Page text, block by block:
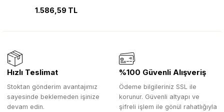
1.586,59 TL
Hızlı Teslimat
Stoktan gönderim avantajımız
sayesinde beklemeden işinize
devam edin.
%100 Güvenli Alışveriş
Ödeme bilgileriniz SSL ile
korunur. Güvenli altyapı ve
şifreli işlem ile gönül rahatlığıyla